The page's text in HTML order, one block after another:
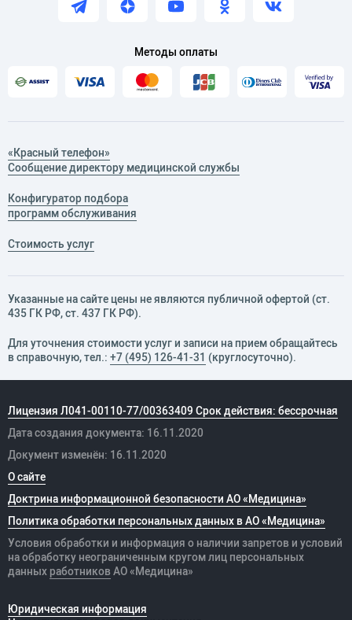
Методы оплаты
«Красный телефон»
Сообщение директору медицинской службы
Конфигуратор подбора
программ обслуживания
Стоимость услуг
Указанные на сайте цены не являются публичной офертой (ст.
435 ГК РФ, cт. 437 ГК РФ).
Для уточнения стоимости услуг и записи на прием обращайтесь
в справочную, тел.: +7 (495) 126-41-31 (круглосуточно).
Лицензия Л041-00110-77/00363409 Срок действия: бессрочная
Дата создания документа: 16.11.2020
Документ изменён: 16.11.2020
О сайте
Доктрина информационной безопасности АО «Медицина»
Политика обработки персональных данных в АО «Медицина»
Условия обработки и информация о наличии запретов и условий
на обработку неограниченным кругом лиц персональных
данных работников АО «Медицина»
Юридическая информация